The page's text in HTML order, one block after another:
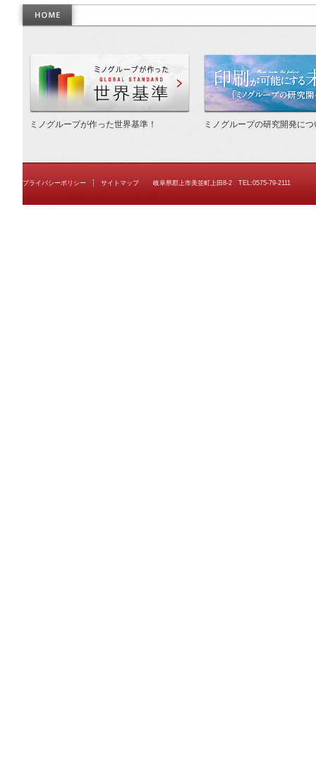
作った世界基準
ミノグループが作った世界基準！ ミノグループの研究開発につ
プライバシーポリシー サイトマップ 岐阜県郡上市美並町上田8-2 TEL:0575-79-2111